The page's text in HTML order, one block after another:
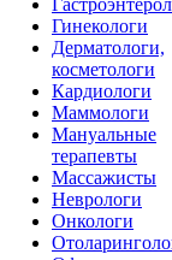
Гинекологи
Дерматологи,
косметологи
Кардиологи
Маммологи
Мануальные
терапевты
Массажисты
Неврологи
Онкологи